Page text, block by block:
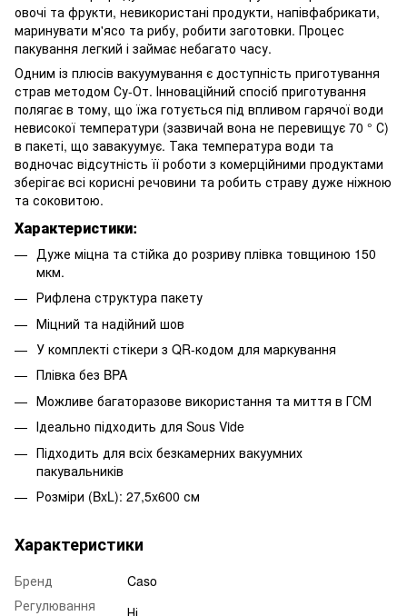
овочі та фрукти, невикористані продукти, напівфабрикати,
маринувати м'ясо та рибу, робити заготовки. Процес
пакування легкий і займає небагато часу.
Одним із плюсів вакуумування є доступність приготування
страв методом Су-От. Інноваційний спосіб приготування
полягає в тому, що їжа готується під впливом гарячої води
невисокої температури (зазвичай вона не перевищує 70 ° С)
в пакеті, що завакуумує. Така температура води та
водночас відсутність її роботи з комерційними продуктами
зберігає всі корисні речовини та робить страву дуже ніжною
та соковитою.
Характеристики:
Дуже міцна та стійка до розриву плівка товщиною 150
мкм.
Рифлена структура пакету
Міцний та надійний шов
У комплекті стікери з QR-кодом для маркування
Плівка без BPA
Можливе багаторазове використання та миття в ГСМ
Ідеально підходить для Sous Vide
Підходить для всіх безкамерних вакуумних
пакувальників
Розміри (BxL): 27,5x600 см
Характеристики
Бренд
Caso
Регулювання
Ні